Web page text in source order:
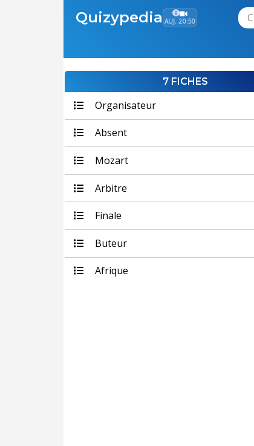
Quizypedia AUJ. 20:50
7 FICHES
Organisateur
Absent
Mozart
Arbitre
Finale
Buteur
Afrique